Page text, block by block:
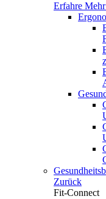
Erfahre
Zurück
Fit-Connect